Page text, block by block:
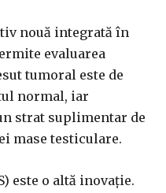
nouă integrată în
evaluarea
tumoral este de
normal, iar
strat suplimentar de
mase testiculare.
este o altă inovație.